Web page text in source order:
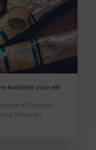
kwaliteit voor elk
on X (Twitter)
Share on